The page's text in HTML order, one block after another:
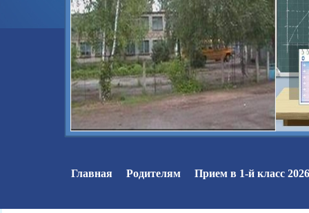
Главная Родителям Прием в 1-й класс